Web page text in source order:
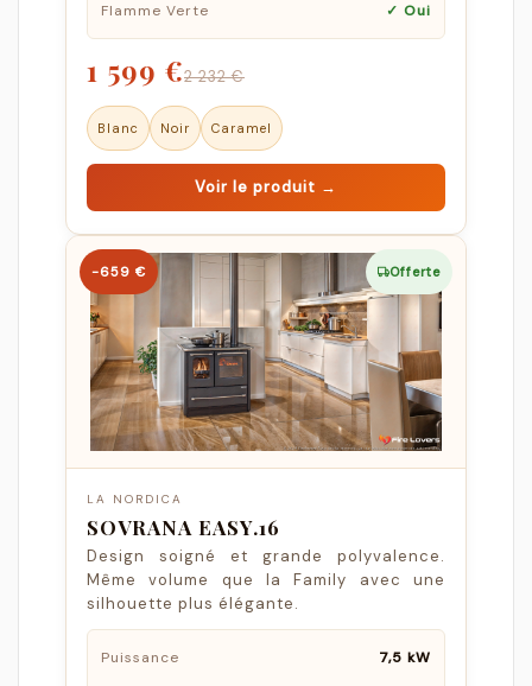
Flamme Verte ✓ Oui
1 599 €2 232 €
Blanc Noir Caramel
Voir le produit →
−659 € Offerte
LA NORDICA
SOVRANA EASY.16
Design soigné et grande polyvalence.
Même volume que la Family avec une
silhouette plus élégante.
Puissance 7,5 kW